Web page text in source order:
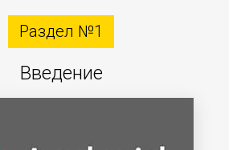
Раздел №1
Введение